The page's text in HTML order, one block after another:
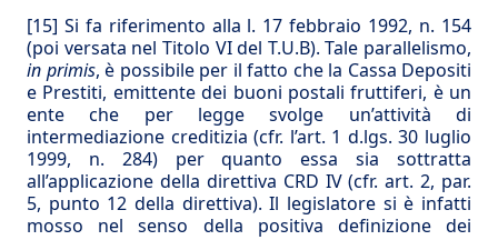
[15] Si fa riferimento alla l. 17 febbraio 1992, n. 154
(poi versata nel Titolo VI del T.U.B). Tale parallelismo,
in primis, è possibile per il fatto che la Cassa Depositi
e Prestiti, emittente dei buoni postali fruttiferi, è un
ente che per legge svolge un’attività di
intermediazione creditizia (cfr. l’art. 1 d.lgs. 30 luglio
1999, n. 284) per quanto essa sia sottratta
all’applicazione della direttiva CRD IV (cfr. art. 2, par.
5, punto 12 della direttiva). Il legislatore si è infatti
mosso nel senso della positiva definizione dei